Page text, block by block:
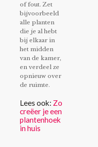
of fout. Zet
bijvoorbeeld
alle planten
die je al hebt
bij elkaar in
het midden
van de kamer,
en verdeel ze
opnieuw over
de ruimte.
Lees ook: Zo
creëer je een
plantenhoek
in huis